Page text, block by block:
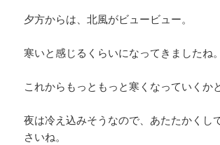
夕方からは、北風がビュービュー。
寒いと感じるくらいになってきましたね。
これからもっともっと寒くなっていくか
夜は冷え込みそうなので、あたたかくし
さいね。